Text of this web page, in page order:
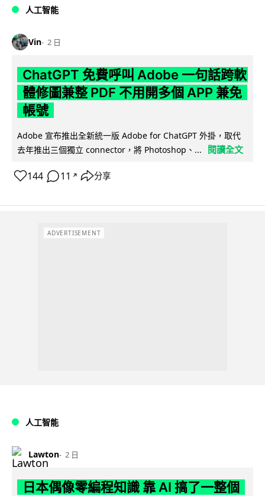
人工智能
Vin 2 日
ChatGPT 免費呼叫 Adobe 一句話跨軟
體修圖兼整 PDF 不用開多個 APP 兼免
帳號
Adobe 宣布推出全新統一版 Adobe for ChatGPT 外掛，取代
去年推出三個獨立 connector，將 Photoshop、...
閱讀全文
144 11 ↗ 分享
ADVERTISEMENT
人工智能
Lawton 2 日
日本偶像零編程知識 靠 AI 搞了一整個